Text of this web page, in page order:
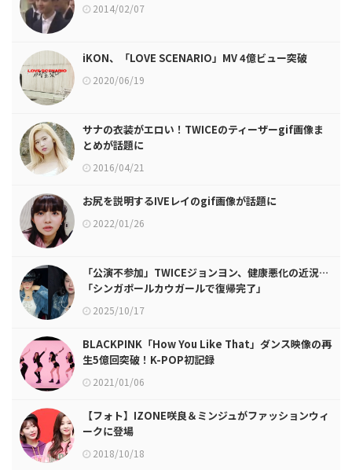
2014/02/07
iKON、「LOVE SCENARIO」MV 4億ビュー突破
2020/06/19
サナの衣装がエロい！TWICEのティーザーgif画像ま
とめが話題に
2016/04/21
お尻を説明するIVEレイのgif画像が話題に
2022/01/26
「公演不参加」TWICEジョンヨン、健康悪化の近況…
「シンガポールカウガールで復帰完了」
2025/10/17
BLACKPINK「How You Like That」ダンス映像の再
生5億回突破！K-POP初記録
2021/01/06
【フォト】IZONE咲良＆ミンジュがファッションウィ
ークに登場
2018/10/18